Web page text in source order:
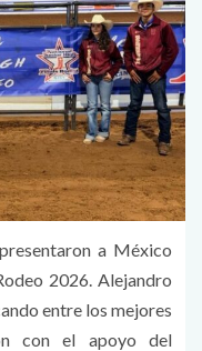
a México
2026. Alejandro
entre los mejores
con el apoyo del